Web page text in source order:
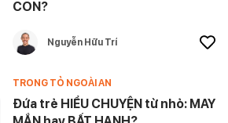
CON?
Nguyễn Hữu Trí
TRONG TỎ NGOÀI AN
Đứa trẻ HIỂU CHUYỆN từ nhỏ: MAY